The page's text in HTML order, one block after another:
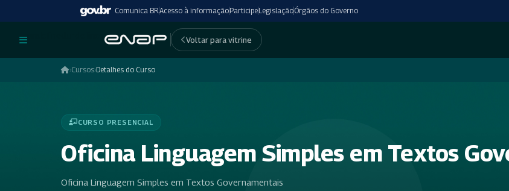
Comunica BRAcesso à informaçãoParticipeLegislaçãoÓrgãos do Governo
Voltar para vitrine
›Cursos›Detalhes do Curso
CURSO PRESENCIAL
Oficina Linguagem Simples em Textos
Oficina Linguagem Simples em Textos Governamentais